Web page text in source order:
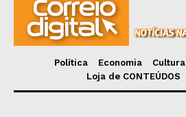
Política Economia Cultura
Loja de CONTEÚDOS